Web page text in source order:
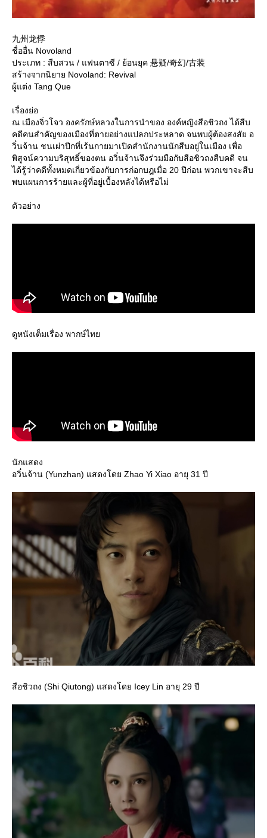
九州龙悸
ชื่ออื่น Novoland
ประเภท : สืบสวน / แฟนตาซี / ย้อนยุค 悬疑/奇幻/古装
สร้างจากนิยาย Novoland: Revival
ผู้แต่ง Tang Que
เรื่องย่อ
ณ เมืองจิ่วโจว องครักษ์หลวงในการนำของ องค์หญิงสือชิวถง ได้สืบ
คดีคนสำคัญของเมืองที่ตายอย่างแปลกประหลาด จนพบผู้ต้องสงสัย อ
วิ๋นจ้าน ชนเผ่าปีกที่เร้นกายมาเปิดสำนักงานนักสืบอยู่ในเมือง เพื่อ
พิสูจน์ความบริสุทธิ์ของตน อวิ๋นจ้านจึงร่วมมือกับสือชิวถงสืบคดี จน
ได้รู้ว่าคดีทั้งหมดเกี่ยวข้องกับการก่อกบฎเมื่อ 20 ปีก่อน พวกเขาจะสืบ
พบแผนการร้ายและผู้ที่อยู่เบื้องหลังได้หรือไม่
ตัวอย่าง
ดูหนังเต็มเรื่อง พากษ์ไท
นักแสดง
อวิ๋นจ้าน (Yunzhan) แสดงโดย Zhao Yi Xiao อายุ 31 ปี
สือชิวถง (Shi Qiutong) แสดงโดย Icey Lin อายุ 29 ปี